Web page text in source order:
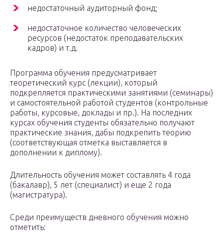
недостаточный аудиторный фонд;
недостаточное количество человеческих
ресурсов (недостаток преподавательских
кадров) и т.д.
Программа обучения предусматривает
теоретический курс (лекции), который
подкрепляется практическими занятиями (семинары)
и самостоятельной работой студентов (контрольные
работы, курсовые, доклады и пр.). На последних
курсах обучения студенты обязательно получают
практические знания, дабы подкрепить теорию
(соответствующая отметка выставляется в
дополнении к диплому).
Длительность обучения может составлять 4 года
(бакалавр), 5 лет (специалист) и еще 2 года
(магистратура).
Среди преимуществ дневного обучения можно
отметить: